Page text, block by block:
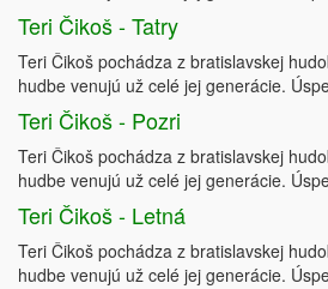
Teri Čikoš - Tatry
Teri Čikoš pochádza z bratislavskej
hudbe venujú už celé jej generácie.
Teri Čikoš - Pozri
Teri Čikoš pochádza z bratislavskej
hudbe venujú už celé jej generácie.
Teri Čikoš - Letná
Teri Čikoš pochádza z bratislavskej
hudbe venujú už celé jej generácie.